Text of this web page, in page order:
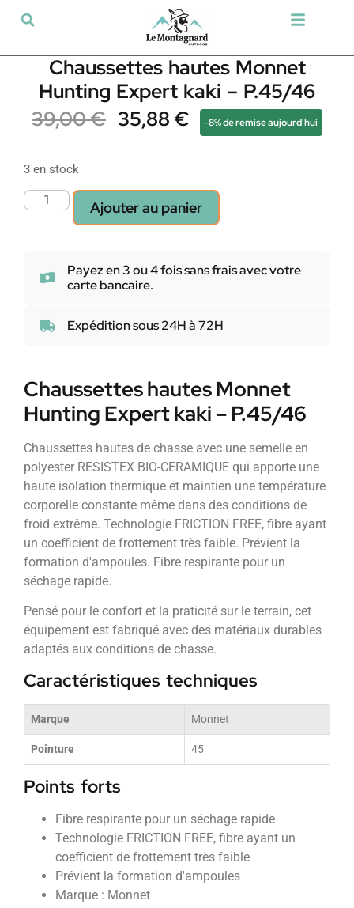
Chaussettes hautes Monnet
Hunting Expert kaki – P.45/46
39,00€ 35,88€ -8% de remise aujourd'hui
3 en stock
Ajouter au panier
Payez en 3 ou 4 fois sans frais avec votre
carte bancaire.
Expédition sous 24H à 72H
Chaussettes hautes Monnet
Hunting Expert kaki – P.45/46
Chaussettes hautes de chasse avec une semelle en
polyester RESISTEX BIO-CERAMIQUE qui apporte une
haute isolation thermique et maintien une température
corporelle constante même dans des conditions de
froid extrême. Technologie FRICTION FREE, fibre ayant
un coefficient de frottement très faible. Prévient la
formation d'ampoules. Fibre respirante pour un
séchage rapide.
Pensé pour le confort et la praticité sur le terrain, cet
équipement est fabriqué avec des matériaux durables
adaptés aux conditions de chasse.
Caractéristiques techniques
Marque Monnet
Pointure 45
Points forts
Fibre respirante pour un séchage rapide
Technologie FRICTION FREE, fibre ayant un
coefficient de frottement très faible
Prévient la formation d'ampoules
Marque : Monnet